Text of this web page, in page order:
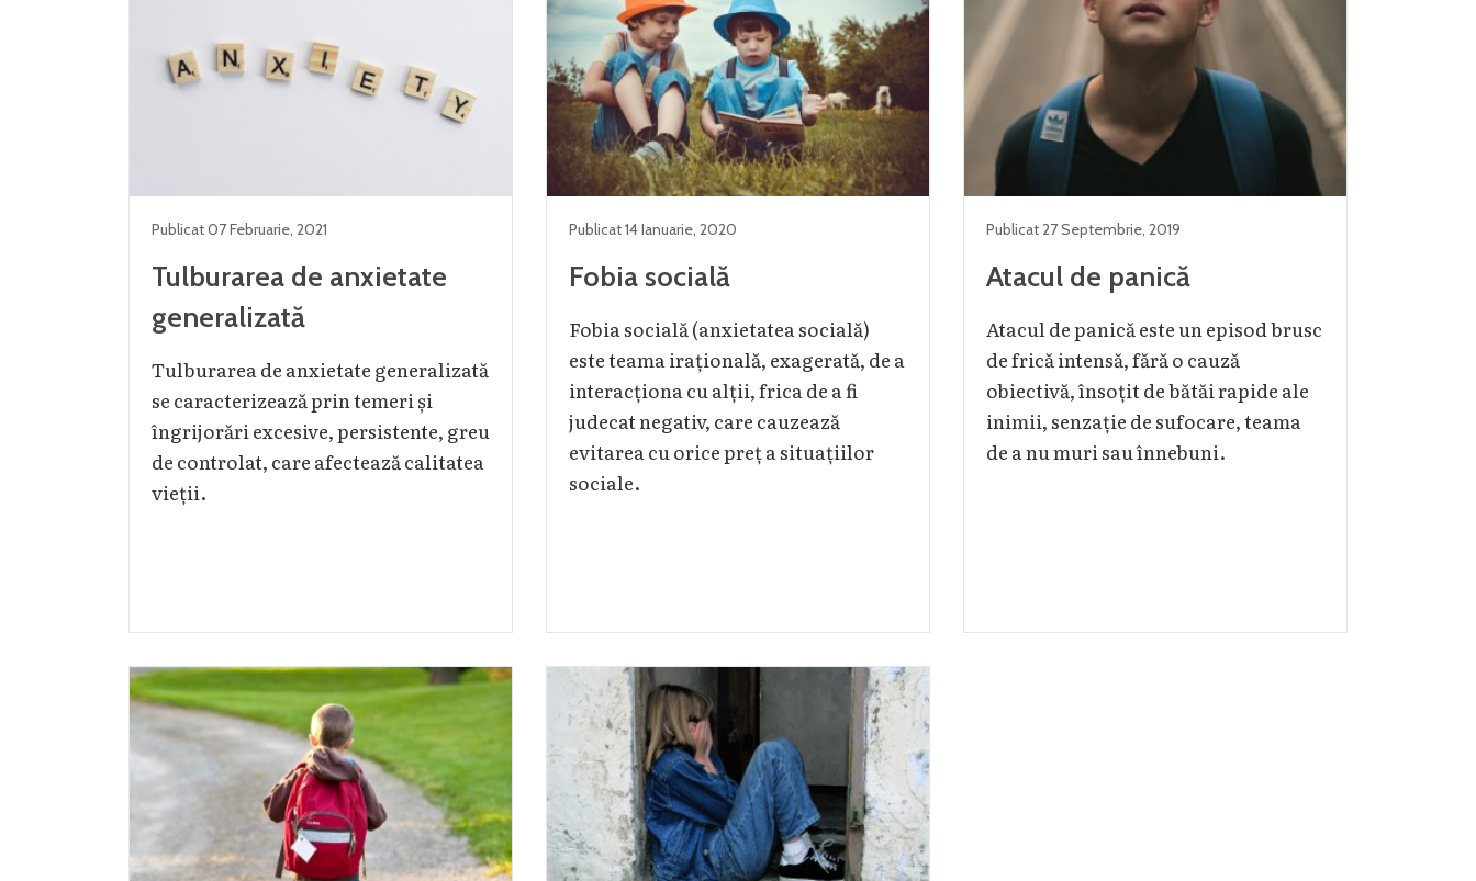
Publicat07 Februarie, 2021
Tulburarea de anxietate
generalizată
Tulburarea de anxietate generalizată
se caracterizează prin temeri și
îngrijorări excesive, persistente, greu
de controlat, care afectează calitatea
vieții.
Publicat14 Ianuarie, 2020
Fobia socială
Fobia socială (anxietatea socială)
este teama irațională, exagerată, de a
interacționa cu alții, frica de a fi
judecat negativ, care cauzează
evitarea cu orice preț a situațiilor
sociale.
Publicat27 Septembrie, 2019
Atacul de panică
Atacul de panică este un episod brusc
de frică intensă, fără o cauză
obiectivă, însoțit de bătăi rapide ale
inimii, senzație de sufocare, teama
de a nu muri sau înnebuni.